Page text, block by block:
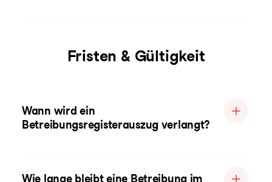
Fristen & Gültigkeit
Wann wird ein
Betreibungsregisterauszug verlangt?
Wie lange bleibt eine Betreibung im